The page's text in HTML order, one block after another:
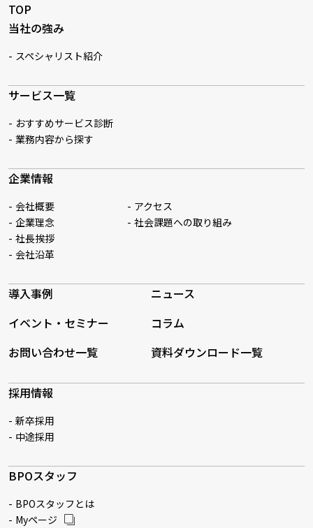
TOP
当社の強み
スペシャリスト紹介
サービス一覧
おすすめサービス診断
業務内容から探す
企業情報
会社概要
企業理念
社長挨拶
会社沿革
アクセス
社会課題への取り組み
導入事例
ニュース
イベント・セミナー
コラム
お問い合わせ一覧
資料ダウンロード一覧
採用情報
新卒採用
中途採用
BPOスタッフ
BPOスタッフとは
Myページ